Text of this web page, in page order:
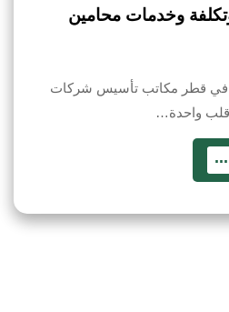
وخدمات محامين
قطر مكاتب تأسيس شركات
واحدة…
...